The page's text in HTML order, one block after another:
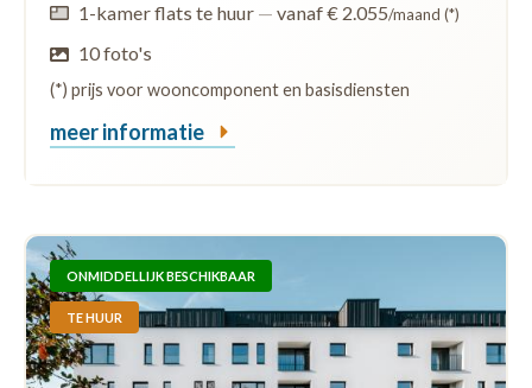
1-kamer flats te huur — vanaf € 2.055/maand (*)
10 foto's
(*) prijs voor wooncomponent en basisdiensten
meer informatie
ONMIDDELLIJK BESCHIKBAAR
TE HUUR